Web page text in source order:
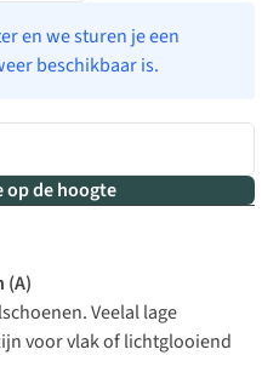
en we sturen je een
beschikbaar is.
op de hoogte
(A)
Veelal lage
voor vlak of lichtglooiend